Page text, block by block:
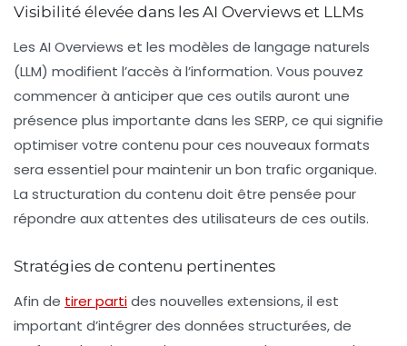
Visibilité élevée dans les AI Overviews et LLMs
Les AI Overviews et les modèles de langage naturels
(LLM) modifient l’accès à l’information. Vous pouvez
commencer à anticiper que ces outils auront une
présence plus importante dans les SERP, ce qui signifie
optimiser votre contenu pour ces nouveaux formats
sera essentiel pour maintenir un bon trafic organique.
La structuration du contenu doit être pensée pour
répondre aux attentes des utilisateurs de ces outils.
Stratégies de contenu pertinentes
Afin de tirer partides nouvelles extensions, il est
important d’intégrer des données structurées, de